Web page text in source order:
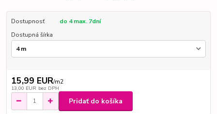
Dostupnosť
do 4 max. 7dní
Dostupná šírka
15,99 EUR/m2
13,00 EUR bez DPH
Pridať do košíka